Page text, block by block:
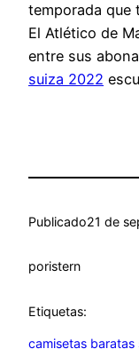
temporada que
El Atlético de
entre sus
suiza 2022
Publicado21 de
poristern
Etiquetas:
camisetas baratas